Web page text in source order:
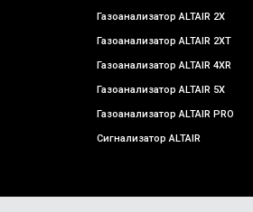
Газоанализатор ALTAIR 2X
Газоанализатор ALTAIR 2XT
Газоанализатор ALTAIR 4XR
Газоанализатор ALTAIR 5X
Газоанализатор ALTAIR PRO
Сигнализатор ALTAIR